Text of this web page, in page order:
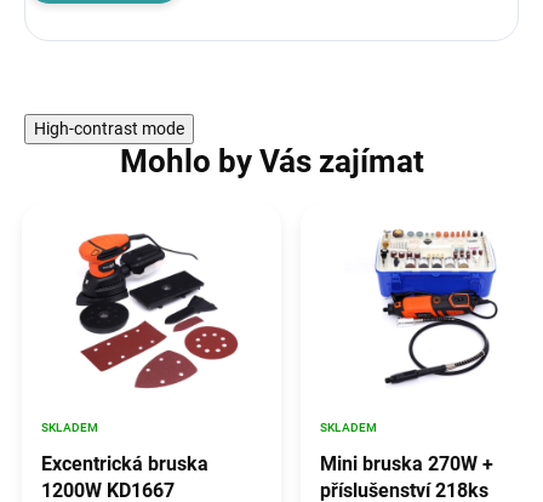
High-contrast mode
Mohlo by Vás zajímat
Excentrická bruska
1200W KD1667
SKLADEM
Mini bruska 270W +
příslušenství 218ks
SKLADEM